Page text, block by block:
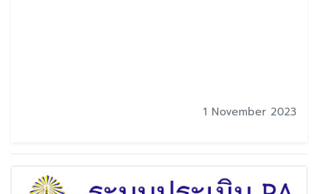
1 November 2023